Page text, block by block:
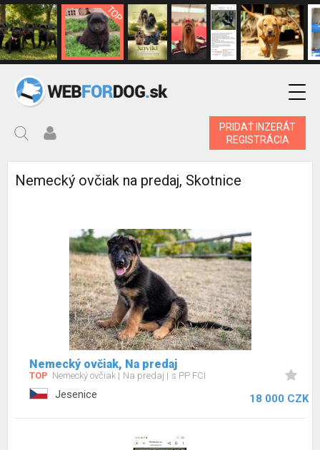
PRIDAŤ INZERÁT
REGISTRÁCIA
Nemecký ovčiak na predaj, Skotnice
Nemecký ovčiak, Na predaj
TOP Nemecký ovčiak Na predaj s PP FCI
Jesenice 18 000 CZK